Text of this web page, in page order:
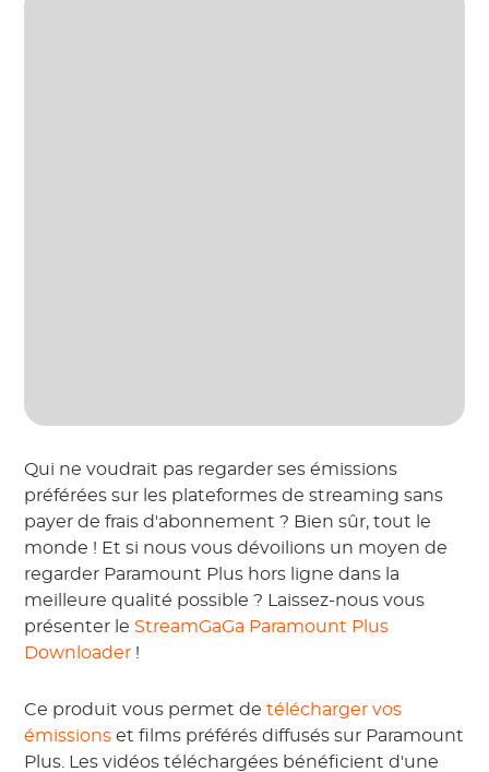
Qui ne voudrait pas regarder ses émissions
préférées sur les plateformes de streaming sans
payer de frais d'abonnement ? Bien sûr, tout le
monde ! Et si nous vous dévoilions un moyen de
regarder Paramount Plus hors ligne dans la
meilleure qualité possible ? Laissez-nous vous
présenter le StreamGaGa Paramount Plus
Downloader !
Ce produit vous permet detélécharger vos
émissions et films préférés diffusés sur Paramount
Plus. Les vidéos téléchargées bénéficient d'une